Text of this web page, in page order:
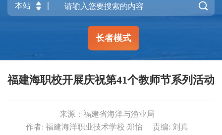

长者模式
福建海职校开展庆祝第41个教师节系列活动
来源：福建省海洋与渔业局
作者: 福建海洋职业技术学校 郑怡
责编: 刘真